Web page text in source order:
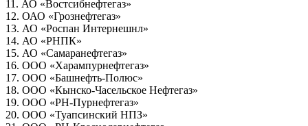
11. АО «Востсибнефтегаз»
12. ОАО «Грознефтегаз»
13. АО «Роспан Интернешнл»
14. АО «РНПК»
15. АО «Самаранефтегаз»
16. ООО «Харампурнефтегаз»
17. ООО «Башнефть-Полюс»
18. ООО «Кынско-Часельское Нефтегаз»
19. ООО «РН-Пурнефтегаз»
20. ООО «Туапсинский НПЗ»